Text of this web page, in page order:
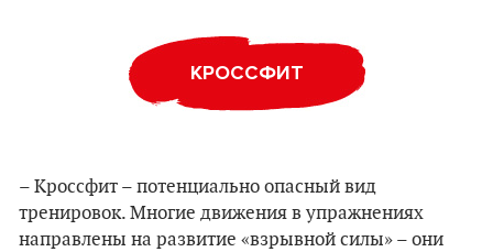
КРОССФИТ
– Кроссфит – потенциально опасный вид
тренировок. Многие движения в упражнениях
направлены на развитие «взрывной силы» – они